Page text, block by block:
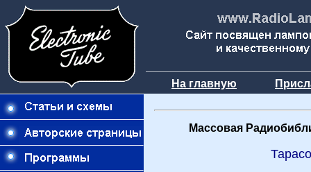
На главную
Массовая